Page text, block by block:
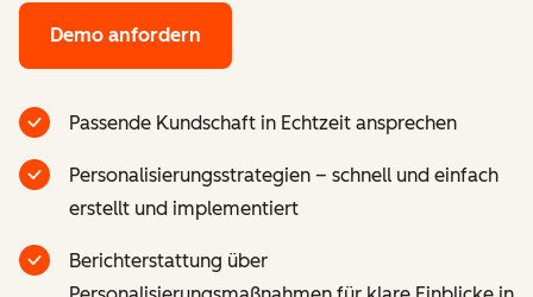
Demo anfordern
Passende Kundschaft in Echtzeit ansprechen
Personalisierungsstrategien – schnell und einfach
erstellt und implementiert
Berichterstattung über